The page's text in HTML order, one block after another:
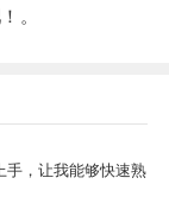
。
手，让我能够快速熟